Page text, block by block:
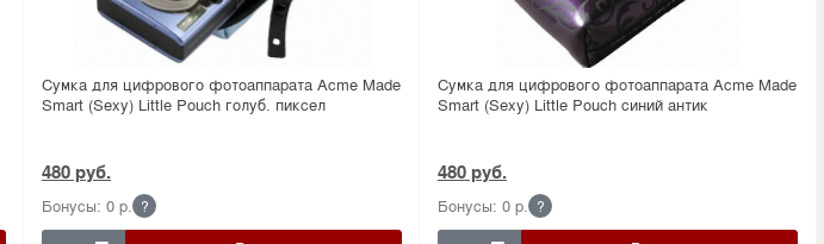
Сумка для цифрового фотоаппарата Acme Made
Smart (Sexy) Little Pouch голуб. пиксел
480 руб.
Бонусы: 0 р. ?
Сумка для цифрового фотоаппарата Acme Made
Smart (Sexy) Little Pouch синий антик
480 руб.
Бонусы: 0 р. ?